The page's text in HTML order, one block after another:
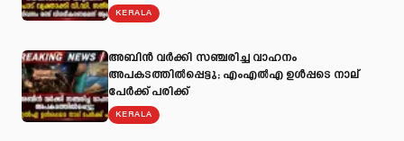
KERALA
അബിന്‍ വര്‍ക്കി സഞ്ചരിച്ച വാഹനം
അപകടത്തില്‍പ്പെട്ടു; എംഎല്‍എ ഉള്‍പ്പടെ നാല്
പേര്‍ക്ക് പരിക്ക്
KERALA